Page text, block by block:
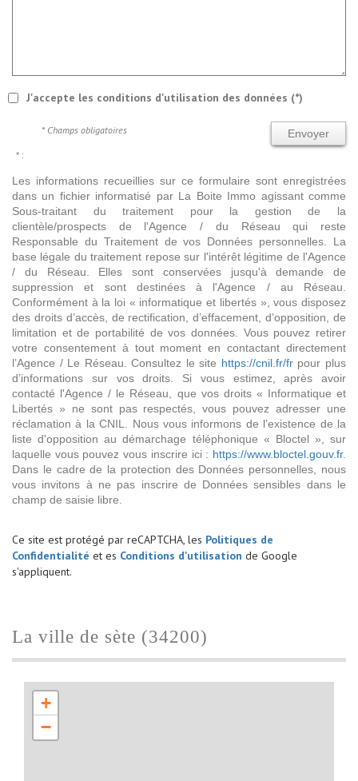
J'accepte les conditions d'utilisation des données (*)
Envoyer
* Champs obligatoires
* :
Les informations recueillies sur ce formulaire sont enregistrées
dans un fichier informatisé par La Boite Immo agissant comme
Sous-traitant du traitement pour la gestion de la
clientèle/prospects de l'Agence / du Réseau qui reste
Responsable du Traitement de vos Données personnelles. La
base légale du traitement repose sur l'intérêt légitime de l'Agence
/ du Réseau. Elles sont conservées jusqu'à demande de
suppression et sont destinées à l'Agence / au Réseau.
Conformément à la loi « informatique et libertés », vous disposez
des droits d’accès, de rectification, d’effacement, d’opposition, de
limitation et de portabilité de vos données. Vous pouvez retirer
votre consentement à tout moment en contactant directement
l’Agence / Le Réseau. Consultez le site https://cnil.fr/frpour plus
d’informations sur vos droits. Si vous estimez, après avoir
contacté l'Agence / le Réseau, que vos droits « Informatique et
Libertés » ne sont pas respectés, vous pouvez adresser une
réclamation à la CNIL. Nous vous informons de l’existence de la
liste d'opposition au démarchage téléphonique « Bloctel », sur
laquelle vous pouvez vous inscrire ici : https://www.bloctel.gouv.fr.
Dans le cadre de la protection des Données personnelles, nous
vous invitons à ne pas inscrire de Données sensibles dans le
champ de saisie libre.
Ce site est protégé par reCAPTCHA, les Politiques de
Confidentialité et es Conditions d'utilisation de Google
s'appliquent.
la ville de sète (34200)
+
−